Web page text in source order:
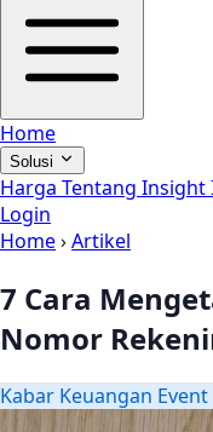
Home
Solusi
Harga Tentang Insight
Login
Home›Artikel
7 Cara
Nomor
Kabar Keuangan Event